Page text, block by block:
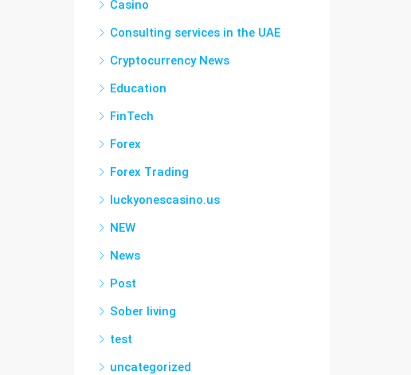
Casino
Consulting services in the UAE
Cryptocurrency News
Education
FinTech
Forex
Forex Trading
luckyonescasino.us
NEW
News
Post
Sober living
test
uncategorized